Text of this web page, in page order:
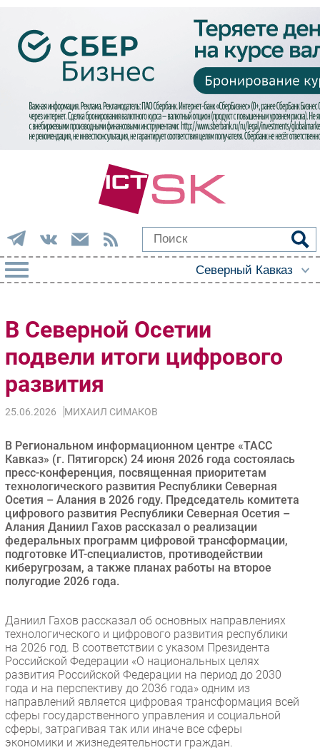
Импорто­замещение
Автоматизация Промышленности
Интернет
Фиксированная связь
Рынок ПК
Маркетинг
Торговые сети
Оборудование
ПО
Outsourcing
Кадры
Финансы
Web
Безопасность
Инновации
CIO/Управление ИТ
Гаджеты
Здоровье
В Северной Осетии
подвели итоги цифрового
развития
25.06.2026 МИХАИЛ СИМАКОВ
В Региональном информационном центре «ТАСС
Кавказ» (г. Пятигорск) 24 июня 2026 года состоялась
пресс-конференция, посвященная приоритетам
технологического развития Республики Северная
Осетия – Алания в 2026 году. Председатель комитета
цифрового развития Республики Северная Осетия –
Алания Даниил Гахов рассказал о реализации
федеральных программ цифровой трансформации,
подготовке ИТ-специалистов, противодействии
киберугрозам, а также планах работы на второе
полугодие 2026 года.
Даниил Гахов рассказал об основных направлениях
технологического и цифрового развития республики
на 2026 год. В соответствии с указом Президента
Российской Федерации «О национальных целях
развития Российской Федерации на период до 2030
года и на перспективу до 2036 года» одним из
направлений является цифровая трансформация всей
сферы государственного управления и социальной
сферы, затрагивая так или иначе все сферы
экономики и жизнедеятельности граждан.